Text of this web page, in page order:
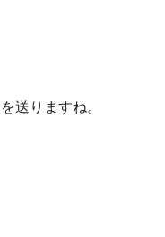
送りますね。